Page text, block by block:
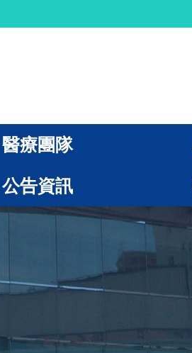
醫療團隊
公告資訊